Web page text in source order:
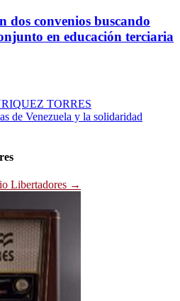
convenios buscando
en educación terciaria
TORRES
de Venezuela y la solidaridad
Libertadores →